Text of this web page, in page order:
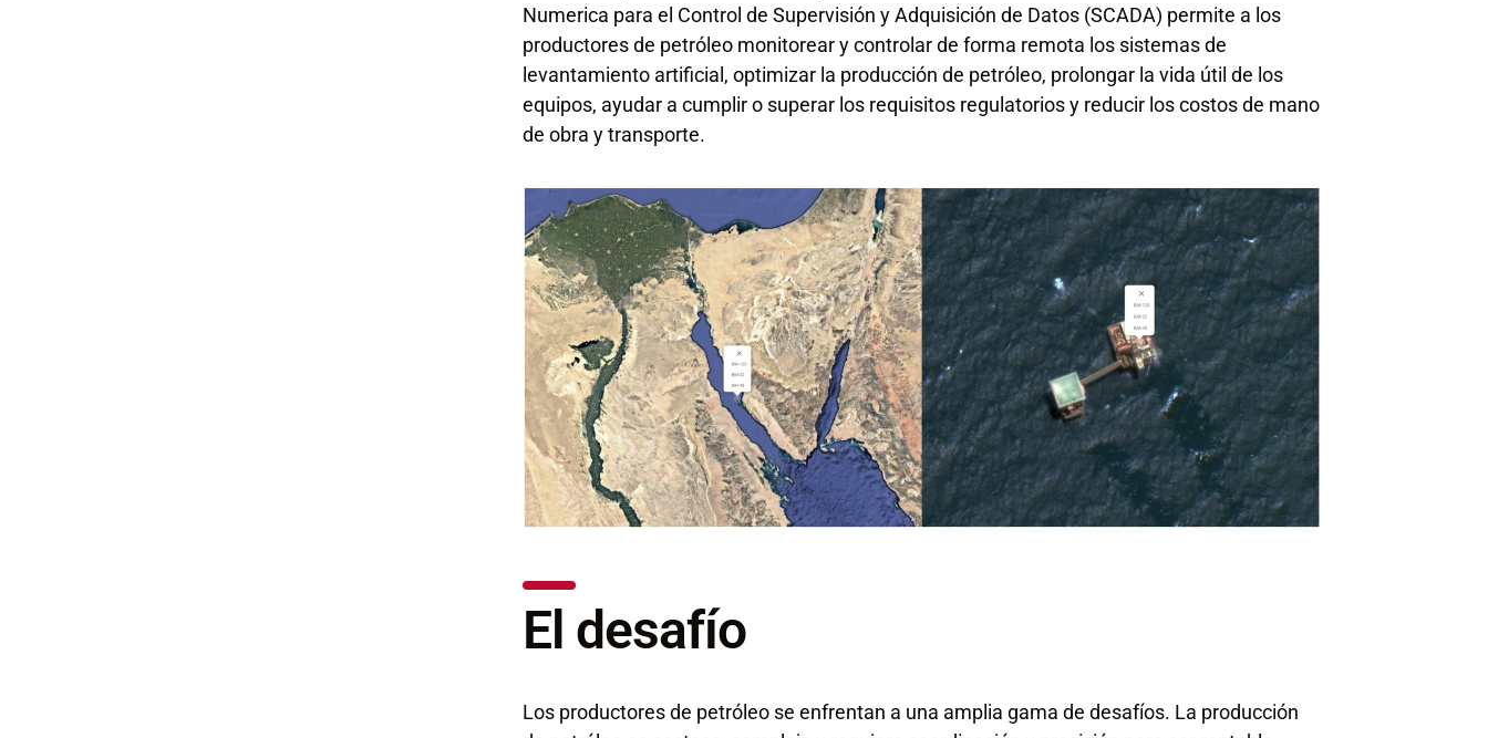
Numerica para el Control de Supervisión y Adquisición de Datos (SCADA) permite a los
productores de petróleo monitorear y controlar de forma remota los sistemas de
levantamiento artificial, optimizar la producción de petróleo, prolongar la vida útil de los
equipos, ayudar a cumplir o superar los requisitos regulatorios y reducir los costos de mano
de obra y transporte.
El desafío
Los productores de petróleo se enfrentan a una amplia gama de desafíos. La producción